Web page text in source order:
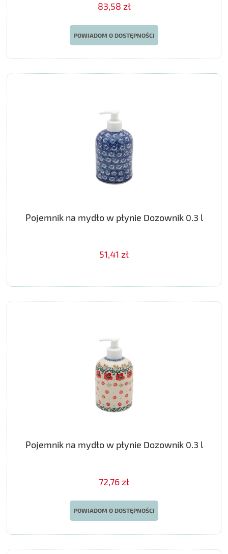
83,58 zł
POWIADOM O DOSTĘPNOŚCI
Pojemnik na mydło w płynie Dozownik 0.3 l
51,41 zł
Pojemnik na mydło w płynie Dozownik 0.3 l
72,76 zł
POWIADOM O DOSTĘPNOŚCI